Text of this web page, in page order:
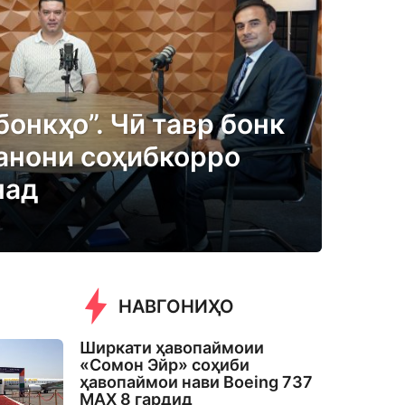
Чӣ тавр бонк
соҳибкорро
НАВГОНИҲО
Ширкати ҳавопаймоии
«Сомон Эйр» соҳиби
ҳавопаймои нави Boeing 737
MAX 8 гардид